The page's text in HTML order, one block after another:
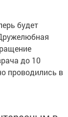
будет
до 10
проводились в